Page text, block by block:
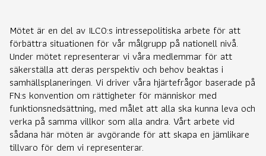
Mötet är en del av ILCO:s intressepolitiska arbete för att
förbättra situationen för vår målgrupp på nationell nivå.
Under mötet representerar vi våra medlemmar för att
säkerställa att deras perspektiv och behov beaktas i
samhällsplaneringen. Vi driver våra hjärtefrågor baserade på
FN:s konvention om rättigheter för människor med
funktionsnedsättning, med målet att alla ska kunna leva och
verka på samma villkor som alla andra. Vårt arbete vid
sådana här möten är avgörande för att skapa en jämlikare
tillvaro för dem vi representerar.